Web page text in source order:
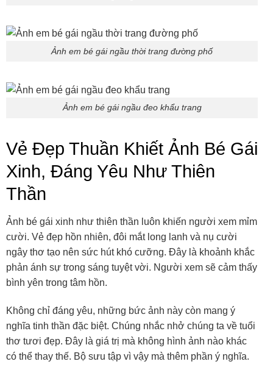
Ảnh em bé gái ngầu thời trang đường phố
Ảnh em bé gái ngầu đeo khẩu trang
Vẻ Đẹp Thuần Khiết Ảnh Bé Gái
Xinh, Đáng Yêu Như Thiên
Thần
Ảnh bé gái xinh như thiên thần luôn khiến người xem mỉm
cười. Vẻ đẹp hồn nhiên, đôi mắt long lanh và nụ cười
ngây thơ tạo nên sức hút khó cưỡng. Đây là khoảnh khắc
phản ánh sự trong sáng tuyệt vời. Người xem sẽ cảm thấy
bình yên trong tâm hồn.
Không chỉ đáng yêu, những bức ảnh này còn mang ý
nghĩa tinh thần đặc biệt. Chúng nhắc nhở chúng ta về tuổi
thơ tươi đẹp. Đây là giá trị mà không hình ảnh nào khác
có thể thay thế. Bộ sưu tập vì vậy mà thêm phần ý nghĩa.